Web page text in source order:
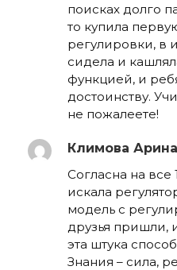
поисках долго
то купила
регулировки, в
сидела и
функцией, и
достоинству.
не пожалеете!
Климова Арина
Согласна на все
искала
модель с
друзья пришли,
эта штука
Знания – сила,